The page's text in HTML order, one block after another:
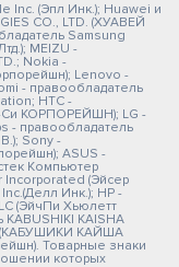
Inc. (Эпл Инк.); Huawei и
CO., LTD. (ХУАВЕЙ
Samsung
MEIZU -
Nokia -
Lenovo -
- правообладатель
HTC -
Си КОРПОРЕЙШН); LG -
- правообладатель
Sony -
ASUS -
Компьютер
Incorporated (Эйсер
Инк.); HP -
(ЭйчПи Хьюлетт
KAISHA
(КАБУШИКИ КАЙША
Товарные знаки
которых